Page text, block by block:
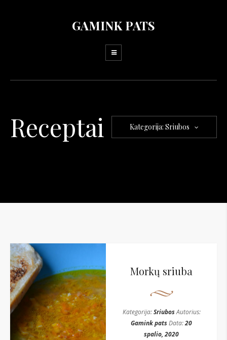
GAMINK PATS
Receptai Kategorija: Sriubos
Morkų sriuba
Kategorija:SriubosAutorius:
Gamink patsData:20
spalio, 2020